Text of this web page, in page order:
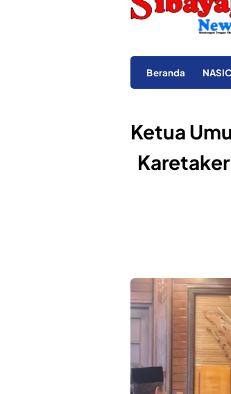
Beranda
Ketua